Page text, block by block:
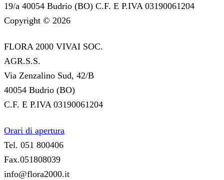
19/a 40054 Budrio (BO) C.F. E P.IVA 03190061204
Copyright © 2026
FLORA 2000 VIVAI SOC.
AGR.S.S.
Via Zenzalino Sud, 42/B
40054 Budrio (BO)
C.F. E P.IVA 03190061204
Orari di apertura
Tel. 051 800406
Fax.051808039
info@flora2000.it